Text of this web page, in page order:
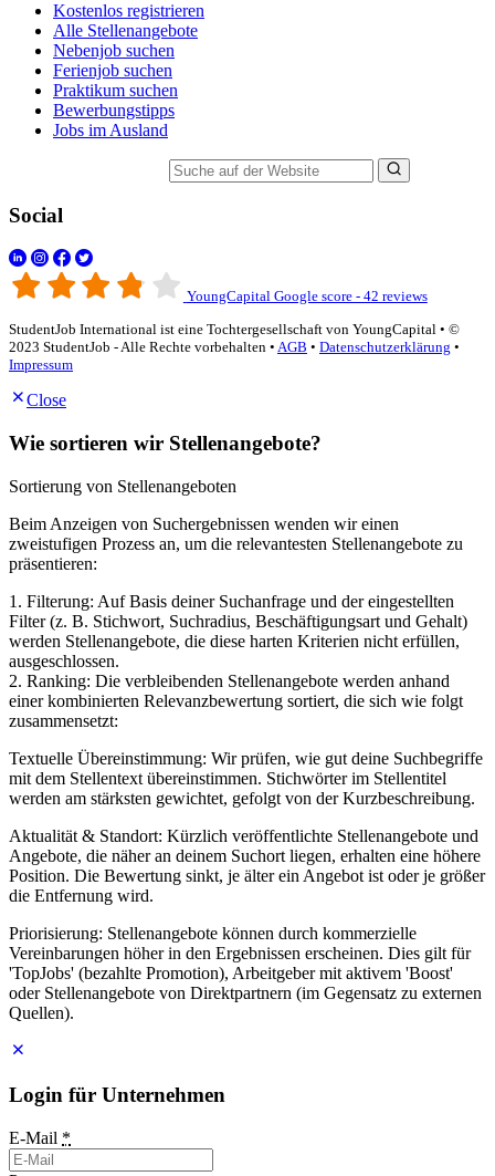
Kostenlos registrieren
Alle Stellenangebote
Nebenjob suchen
Ferienjob suchen
Praktikum suchen
Bewerbungstipps
Jobs im Ausland
Social
YoungCapital Google score - 42 reviews
StudentJob International ist eine Tochtergesellschaft von YoungCapital • ©
2023 StudentJob - Alle Rechte vorbehalten • AGB • Datenschutzerklärung •
Impressum
Close
Wie sortieren wir Stellenangebote?
Sortierung von Stellenangeboten
Beim Anzeigen von Suchergebnissen wenden wir einen
zweistufigen Prozess an, um die relevantesten Stellenangebote zu
präsentieren:
1. Filterung: Auf Basis deiner Suchanfrage und der eingestellten
Filter (z. B. Stichwort, Suchradius, Beschäftigungsart und Gehalt)
werden Stellenangebote, die diese harten Kriterien nicht erfüllen,
ausgeschlossen.
2. Ranking: Die verbleibenden Stellenangebote werden anhand
einer kombinierten Relevanzbewertung sortiert, die sich wie folgt
zusammensetzt:
Textuelle Übereinstimmung: Wir prüfen, wie gut deine Suchbegriffe
mit dem Stellentext übereinstimmen. Stichwörter im Stellentitel
werden am stärksten gewichtet, gefolgt von der Kurzbeschreibung.
Aktualität & Standort: Kürzlich veröffentlichte Stellenangebote und
Angebote, die näher an deinem Suchort liegen, erhalten eine höhere
Position. Die Bewertung sinkt, je älter ein Angebot ist oder je größer
die Entfernung wird.
Priorisierung: Stellenangebote können durch kommerzielle
Vereinbarungen höher in den Ergebnissen erscheinen. Dies gilt für
'TopJobs' (bezahlte Promotion), Arbeitgeber mit aktivem 'Boost'
oder Stellenangebote von Direktpartnern (im Gegensatz zu externen
Quellen).
Login für Unternehmen
E-Mail *